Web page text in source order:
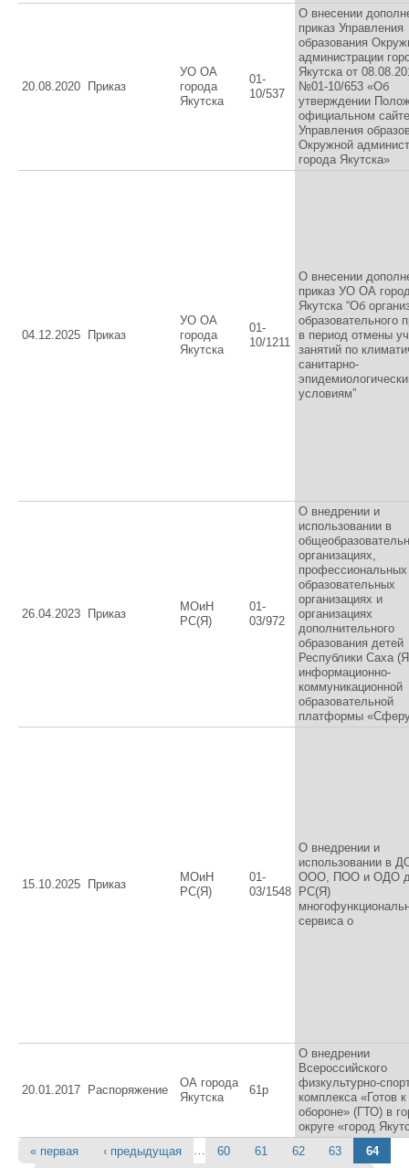
20.08.2020 Приказ
УО ОА
города
Якутска
01-
10/537
О внесении
приказ Управления
образования
администрации
Якутска от
№01-10/653 «Об
утверждении
официальном сайте
Управления
Окружной
города Якутска»
04.12.2025 Приказ
УО ОА
города
Якутска
01-
10/1211
О внесении
приказ УО ОА
Якутска “Об
образовательного
в период отмены
занятий по
санитарно-
условиям”
26.04.2023 Приказ
МОиН
РС(Я)
01-
03/972
О внедрении и
использовании в
организациях,
профессиональных
образовательных
организациях и
организациях
дополнительного
образования детей
Республики Саха
информационно-
коммуникационной
образовательной
платформы
15.10.2025 Приказ
МОиН
РС(Я)
01-
03/1548
О внедрении и
использовании в
ООО, ПОО и ОДО
РС(Я)
сервиса о
20.01.2017 Распоряжение
ОА города
Якутска
61р
О внедрении
Всероссийского
физкультурно-
комплекса «Готов
обороне» (ГТО) в
округе «город
Страницы
« первая ‹ предыдущая 60 61 62 63
64